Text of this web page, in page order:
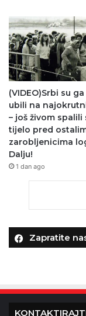
(VIDEO)Srbi su
ubili na
– još živom spalili
tijelo pred
zarobljenicima
Dalju!
1 dan ago
Zapratite